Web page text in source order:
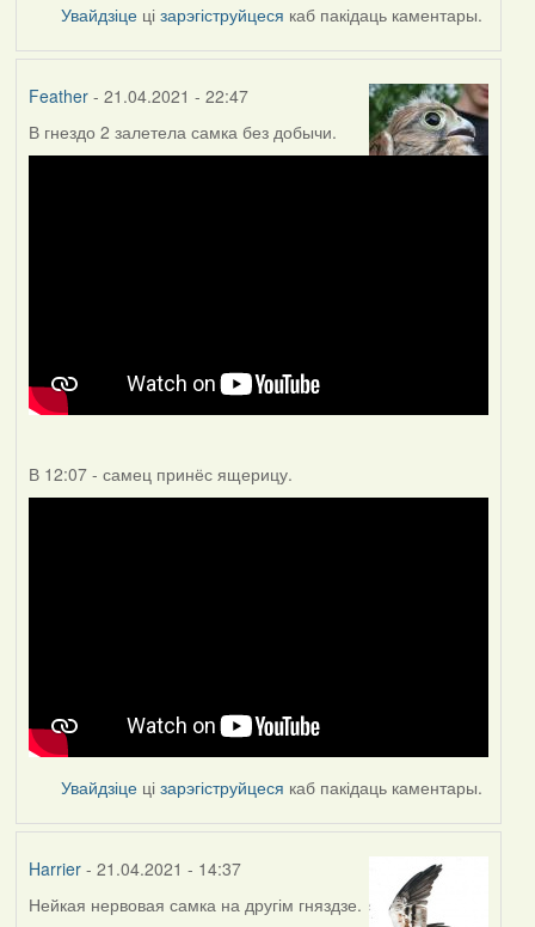
Увайдзіце цізарэгіструйцеся каб пакідаць каментары.
Feather- 21.04.2021 - 22:47
В гнездо 2 залетела самка без добычи.
В 12:07 - самец принёс ящерицу.
Увайдзіце цізарэгіструйцеся каб пакідаць каментары.
Harrier- 21.04.2021 - 14:37
Нейкая нервовая самка на другім гняздзе.